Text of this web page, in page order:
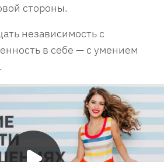
стороны.
независимость с
в себе — с умением